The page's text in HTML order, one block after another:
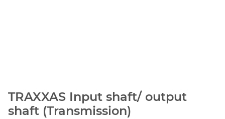
TRAXXAS Input shaft/ output
shaft (Transmission)